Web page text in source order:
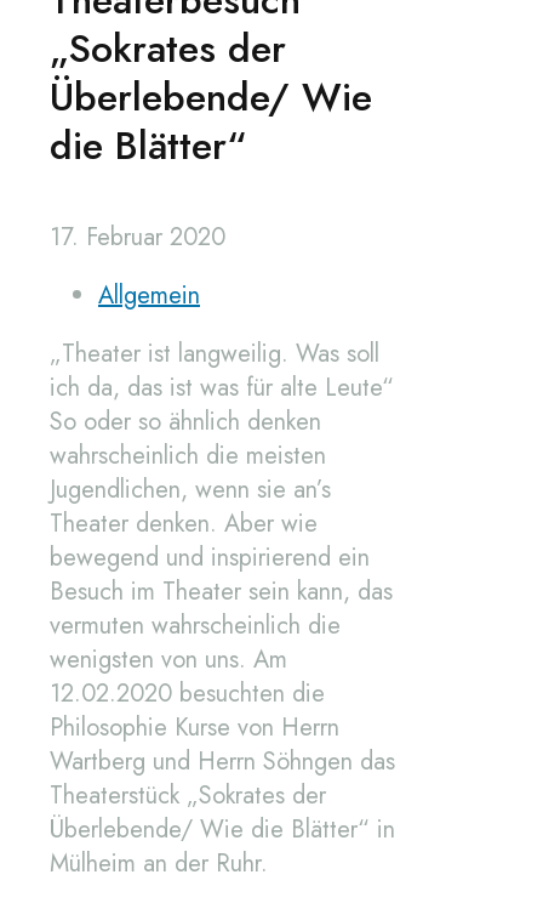
„Sokrates der
Überlebende/ Wie
die Blätter“
17. Februar 2020
Allgemein
„Theater ist langweilig. Was soll
ich da, das ist was für alte Leute“
So oder so ähnlich denken
wahrscheinlich die meisten
Jugendlichen, wenn sie an’s
Theater denken. Aber wie
bewegend und inspirierend ein
Besuch im Theater sein kann, das
vermuten wahrscheinlich die
wenigsten von uns. Am
12.02.2020 besuchten die
Philosophie Kurse von Herrn
Wartberg und Herrn Söhngen das
Theaterstück „Sokrates der
Überlebende/ Wie die Blätter“ in
Mülheim an der Ruhr.